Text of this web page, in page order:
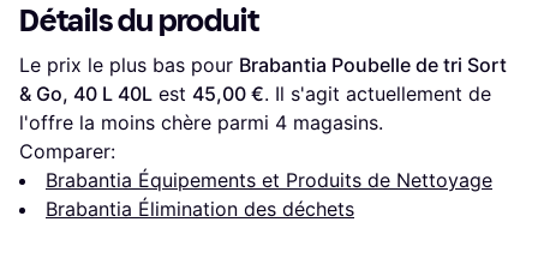
Détails du produit
Le prix le plus bas pour Brabantia Poubelle de tri Sort
& Go, 40 L 40L est 45,00 €. Il s'agit actuellement de
l'offre la moins chère parmi 4 magasins.
Comparer:
Brabantia Équipements et Produits de Nettoyage
Brabantia Élimination des déchets